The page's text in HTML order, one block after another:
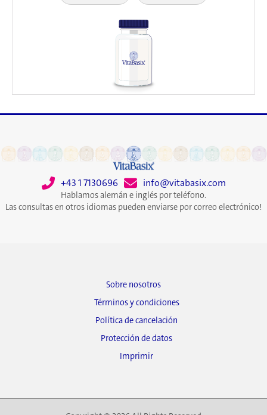
+43 1 7130696 info@vitabasix.com
Hablamos alemán e inglés por teléfono.
Las consultas en otros idiomas pueden enviarse por correo electrónico!
Sobre nosotros
Términos y condiciones
Política de cancelación
Protección de datos
Imprimir